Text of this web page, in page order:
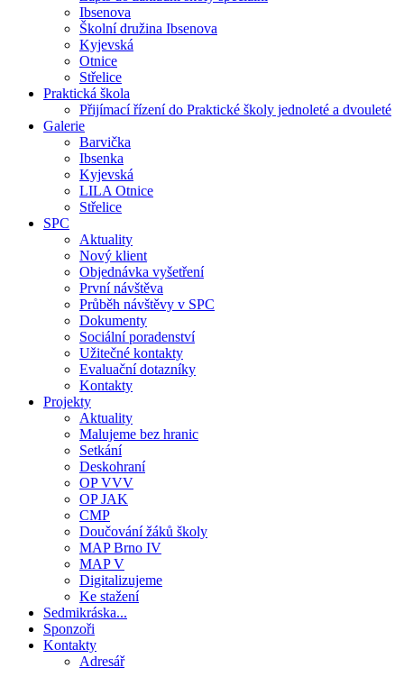
Ibsenova
Školní družina Ibsenova
Kyjevská
Otnice
Střelice
Praktická škola
Přijímací řízení do Praktické školy jednoleté a dvouleté
Galerie
Barvička
Ibsenka
Kyjevská
LILA Otnice
Střelice
SPC
Aktuality
Nový klient
Objednávka vyšetření
První návštěva
Průběh návštěvy v SPC
Dokumenty
Sociální poradenství
Užitečné kontakty
Evaluační dotazníky
Kontakty
Projekty
Aktuality
Malujeme bez hranic
Setkání
Deskohraní
OP VVV
OP JAK
CMP
Doučování žáků školy
MAP Brno IV
MAP V
Digitalizujeme
Ke stažení
Sedmikráska...
Sponzoři
Kontakty
Adresář